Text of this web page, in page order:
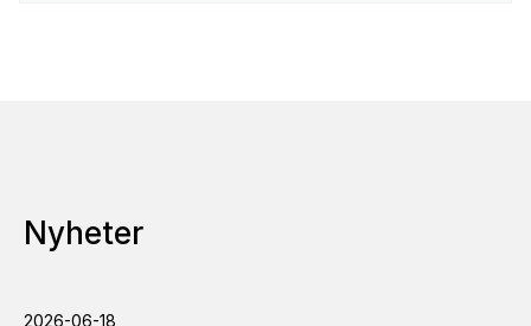
Nyheter
2026-06-18